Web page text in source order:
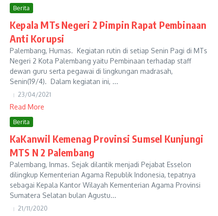
Berita
Kepala MTs Negeri 2 Pimpin Rapat Pembinaan
Anti Korupsi
Palembang, Humas. Kegiatan rutin di setiap Senin Pagi di MTs
Negeri 2 Kota Palembang yaitu Pembinaan terhadap staff
dewan guru serta pegawai di lingkungan madrasah,
Senin(19/4). Dalam kegiatan ini, ...
23/04/2021
Read More
Berita
KaKanwil Kemenag Provinsi Sumsel Kunjungi
MTS N 2 Palembang
Palembang, Inmas. Sejak dilantik menjadi Pejabat Esselon
dilingkup Kementerian Agama Republik Indonesia, tepatnya
sebagai Kepala Kantor Wilayah Kementerian Agama Provinsi
Sumatera Selatan bulan Agustu...
21/11/2020